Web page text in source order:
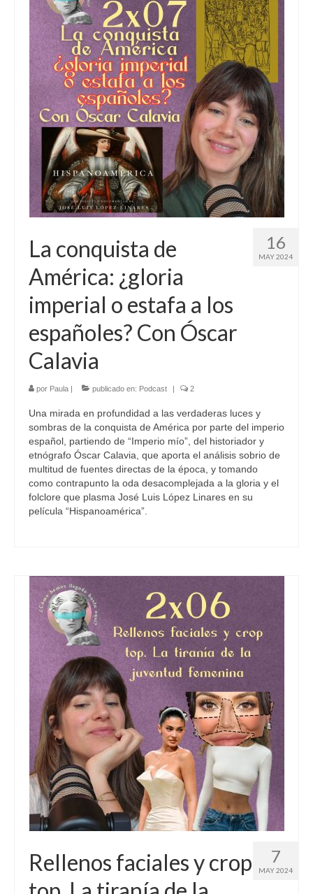
16
MAY 2024
La conquista de
América: ¿gloria
imperial o estafa a los
españoles? Con Óscar
Calavia
por Paula publicado en: Podcast 2
Una mirada en profundidad a las verdaderas luces y
sombras de la conquista de América por parte del imperio
español, partiendo de “Imperio mío”, del historiador y
etnógrafo Óscar Calavia, que aporta el análisis sobrio de
multitud de fuentes directas de la época, y tomando
como contrapunto la oda desacomplejada a la gloria y el
folclore que plasma José Luis López Linares en su
película “Hispanoamérica”.
7
MAY 2024
Rellenos faciales y crop